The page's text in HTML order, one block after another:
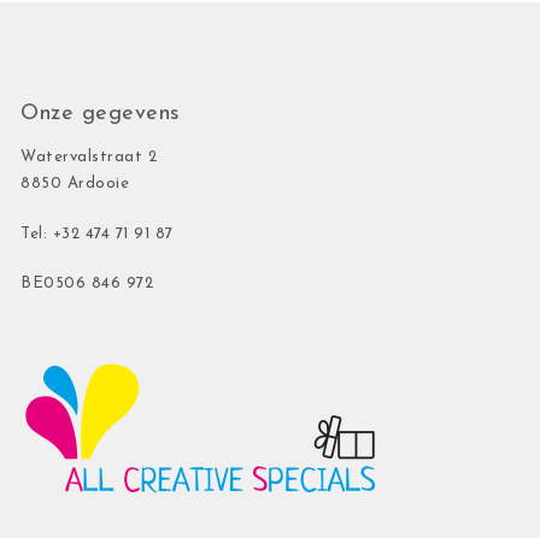
Onze gegevens
Watervalstraat 2
8850 Ardooie
Tel: +32 474 71 91 87
BE0506 846 972